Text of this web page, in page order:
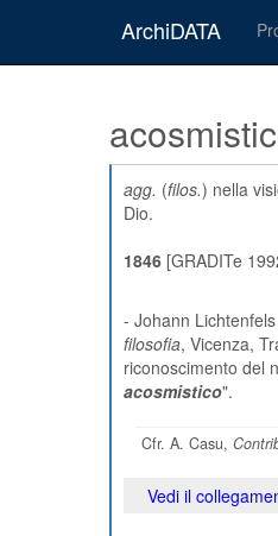
ArchiDATA
agg. (filos.) nella
Dio.
1846 [GRADITe
- Johann
filosofia, Vicenza,
riconoscimento del
acosmistico".
Cfr. A. Casu,
Vedi il